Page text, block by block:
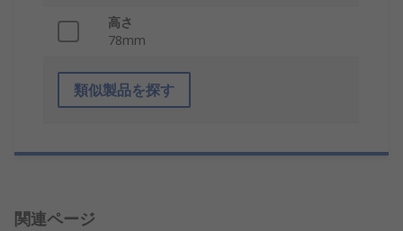
高さ
78mm
類似製品を探す
関連ページ